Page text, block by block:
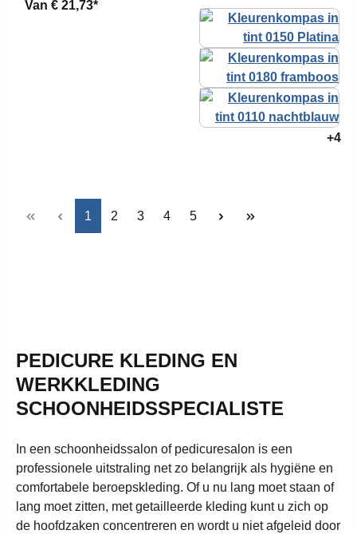
Van € 21,73*
+4
Pagina
1 Pagina
2 Pagina
3 Pagina
4 Pagina
5
PEDICURE KLEDING EN
WERKKLEDING
SCHOONHEIDSSPECIALISTE
In een schoonheidssalon of pedicuresalon is een
professionele uitstraling net zo belangrijk als hygiëne en
comfortabele beroepskleding. Of u nu lang moet staan of
lang moet zitten, met getailleerde kleding kunt u zich op
de hoofdzaken concentreren en wordt u niet afgeleid door